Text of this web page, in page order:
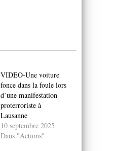
VIDEO-Une voiture
fonce dans la foule lors
d’une manifestation
proterroriste à
Lausanne
10 septembre 2025
Dans "Actions"